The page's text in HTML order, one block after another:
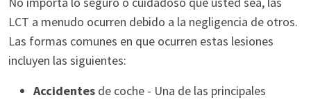
LCT a menudo ocurren debido a la negligencia de otros.
Las formas comunes en que ocurren estas lesiones
incluyen las siguientes:
Accidentes de coche - Una de las principales